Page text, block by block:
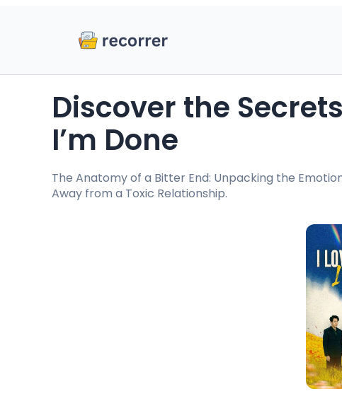
Discover the Secrets Behind I Loved, I Hated,
I’m Done
The Anatomy of a Bitter End: Unpacking the
Away from a Toxic Relationship.